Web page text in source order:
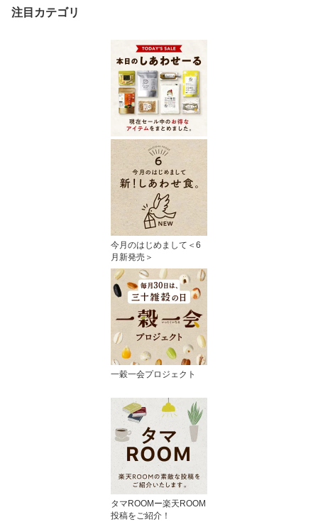
注目カテゴリ
今月のはじめまして＜6
月新発売＞
一穀一会プロジェクト
タマROOMー楽天ROOM
投稿をご紹介！